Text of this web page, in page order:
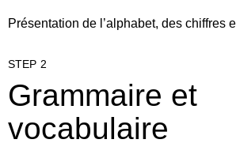
Présentation de l’alphabet, des chiffres
STEP 2
Grammaire et
vocabulaire